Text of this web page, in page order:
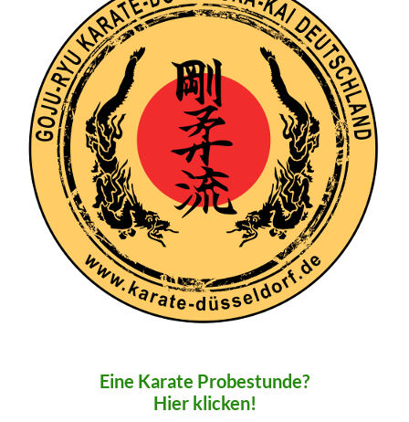
Eine Karate Probestunde?
Hier klicken!